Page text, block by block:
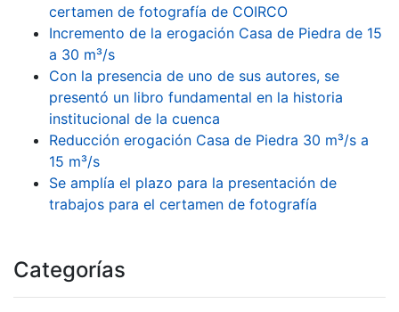
certamen de fotografía de COIRCO
Incremento de la erogación Casa de Piedra de 15
a 30 m³/s
Con la presencia de uno de sus autores, se
presentó un libro fundamental en la historia
institucional de la cuenca
Reducción erogación Casa de Piedra 30 m³/s a
15 m³/s
Se amplía el plazo para la presentación de
trabajos para el certamen de fotografía
Categorías